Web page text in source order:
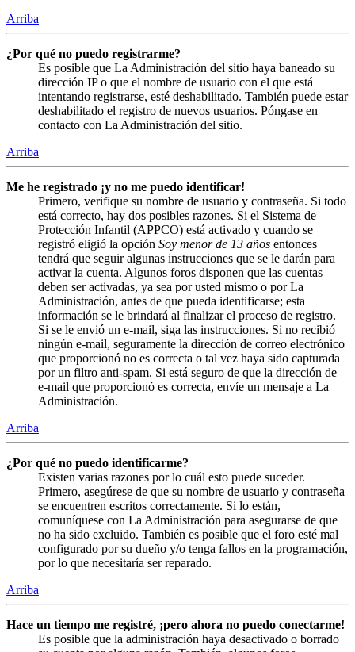
Arriba
¿Por qué no puedo registrarme?
Es posible que La Administración del sitio haya baneado su
dirección IP o que el nombre de usuario con el que está
intentando registrarse, esté deshabilitado. También puede estar
deshabilitado el registro de nuevos usuarios. Póngase en
contacto con La Administración del sitio.
Arriba
Me he registrado ¡y no me puedo identificar!
Primero, verifique su nombre de usuario y contraseña. Si todo
está correcto, hay dos posibles razones. Si el Sistema de
Protección Infantil (APPCO) está activado y cuando se
registró eligió la opción Soy menor de 13 años entonces
tendrá que seguir algunas instrucciones que se le darán para
activar la cuenta. Algunos foros disponen que las cuentas
deben ser activadas, ya sea por usted mismo o por La
Administración, antes de que pueda identificarse; esta
información se le brindará al finalizar el proceso de registro.
Si se le envió un e-mail, siga las instrucciones. Si no recibió
ningún e-mail, seguramente la dirección de correo electrónico
que proporcionó no es correcta o tal vez haya sido capturada
por un filtro anti-spam. Si está seguro de que la dirección de
e-mail que proporcionó es correcta, envíe un mensaje a La
Administración.
Arriba
¿Por qué no puedo identificarme?
Existen varias razones por lo cuál esto puede suceder.
Primero, asegúrese de que su nombre de usuario y contraseña
se encuentren escritos correctamente. Si lo están,
comuníquese con La Administración para asegurarse de que
no ha sido excluido. También es posible que el foro esté mal
configurado por su dueño y/o tenga fallos en la programación,
por lo que necesitaría ser reparado.
Arriba
Hace un tiempo me registré, ¡pero ahora no puedo conectarme!
Es posible que la administración haya desactivado o borrado